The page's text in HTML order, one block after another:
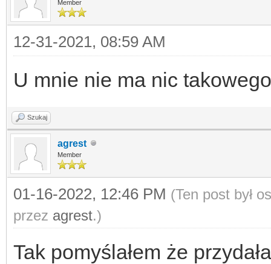
Member
12-31-2021, 08:59 AM
U mnie nie ma nic
Szukaj
agrest
Member
01-16-2022, 12:46 PM (Ten post był
przez agrest.)
Tak pomyślałem że